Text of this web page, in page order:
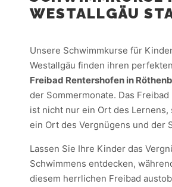
WESTALLGÄU
Unsere Schwimmkurse für
Westallgäu finden ihren
Freibad Rentershofen in
der Sommermonate. Das
ist nicht nur ein Ort des Lernens,
ein Ort des Vergnügens und der
Lassen Sie Ihre Kinder das
Schwimmens entdecken,
diesem herrlichen Freibad